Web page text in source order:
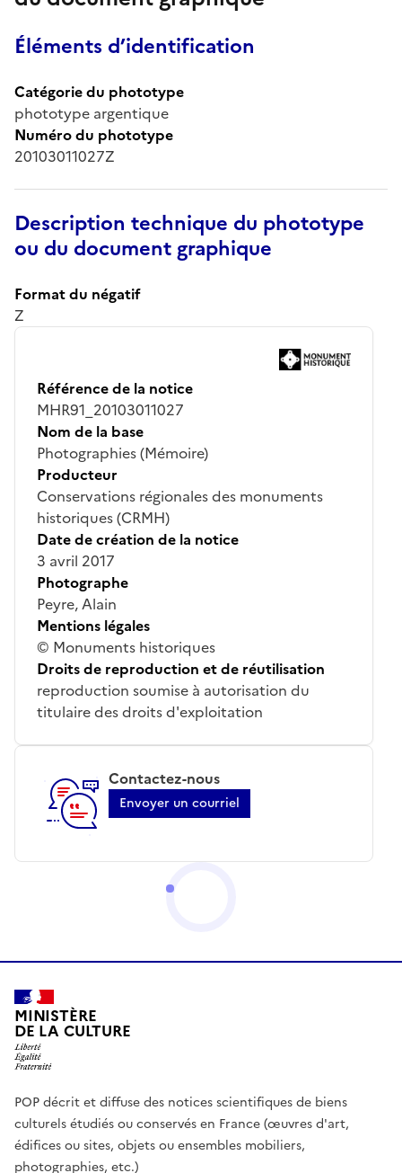
Éléments d’identification
Catégorie du phototype
phototype argentique
Numéro du phototype
20103011027Z
Description technique du phototype
ou du document graphique
Format du négatif
Z
Référence de la notice
MHR91_20103011027
Nom de la base
Photographies (Mémoire)
Producteur
Conservations régionales des monuments
historiques (CRMH)
Date de création de la notice
3 avril 2017
Photographe
Peyre, Alain
Mentions légales
© Monuments historiques
Droits de reproduction et de réutilisation
reproduction soumise à autorisation du
titulaire des droits d'exploitation
Contactez-nous
Envoyer un courriel
MINISTÈRE
DE LA CULTURE
POP décrit et diffuse des notices scientifiques de biens
culturels étudiés ou conservés en France (œuvres d'art,
édifices ou sites, objets ou ensembles mobiliers,
photographies, etc.)